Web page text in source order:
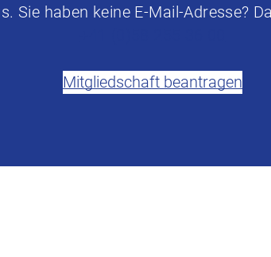
Sie haben keine E-Mail-Adresse?
Mitgliedschaft beantragen